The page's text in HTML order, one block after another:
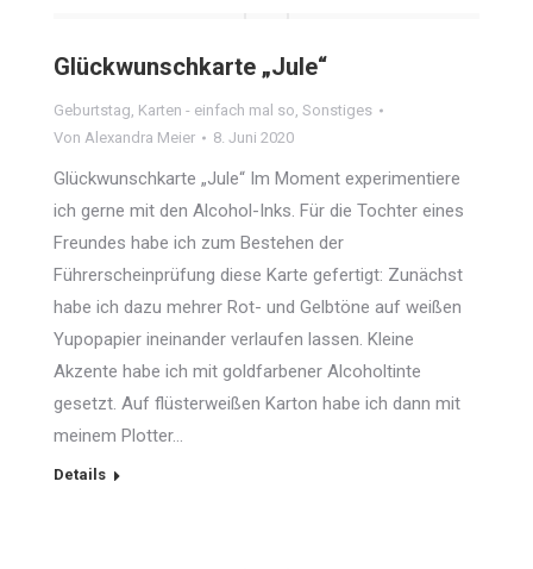
Glückwunschkarte „Jule“
Geburtstag, Karten - einfach mal so, Sonstiges
Von Alexandra Meier 8. Juni 2020
Glückwunschkarte „Jule“ Im Moment experimentiere
ich gerne mit den Alcohol-Inks. Für die Tochter eines
Freundes habe ich zum Bestehen der
Führerscheinprüfung diese Karte gefertigt: Zunächst
habe ich dazu mehrer Rot- und Gelbtöne auf weißen
Yupopapier ineinander verlaufen lassen. Kleine
Akzente habe ich mit goldfarbener Alcoholtinte
gesetzt. Auf flüsterweißen Karton habe ich dann mit
meinem Plotter…
Details